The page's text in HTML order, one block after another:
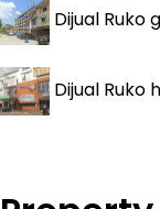
Dijual Ruko
Dijual Ruko